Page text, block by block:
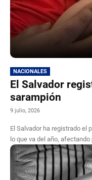
NACIONALES
El Salvador
sarampión
9 julio, 2026
El Salvador ha registrado el
lo que va del año,